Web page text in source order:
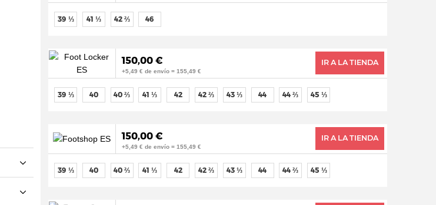
39 ⅓ 41 ⅓ 42 ⅔ 46
150,00 €
+5,49 € de envío = 155,49 €
IR A LA TIENDA
39 ⅓ 40 40 ⅔ 41 ⅓ 42 42 ⅔ 43 ⅓ 44 44 ⅔ 45 ⅓
150,00 €
+5,49 € de envío = 155,49 €
IR A LA TIENDA
39 ⅓ 40 40 ⅔ 41 ⅓ 42 42 ⅔ 43 ⅓ 44 44 ⅔ 45 ⅓